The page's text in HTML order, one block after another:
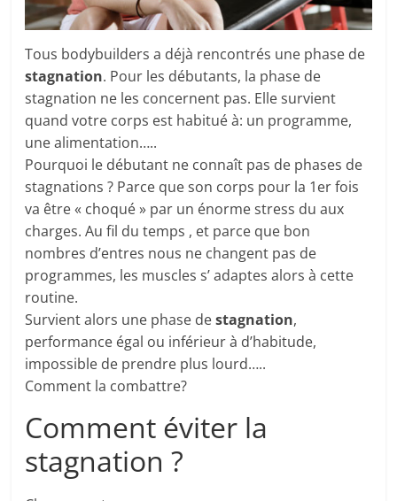
Tous bodybuilders a déjà rencontrés une phase de
stagnation. Pour les débutants, la phase de
stagnation ne les concernent pas. Elle survient
quand votre corps est habitué à: un programme,
une alimentation…..
Pourquoi le débutant ne connaît pas de phases de
stagnations ? Parce que son corps pour la 1er fois
va être « choqué » par un énorme stress du aux
charges. Au fil du temps , et parce que bon
nombres d’entres nous ne changent pas de
programmes, les muscles s’ adaptes alors à cette
routine.
Survient alors une phase destagnation,
performance égal ou inférieur à d’habitude,
impossible de prendre plus lourd…..
Comment la combattre?
Comment éviter la
stagnation ?